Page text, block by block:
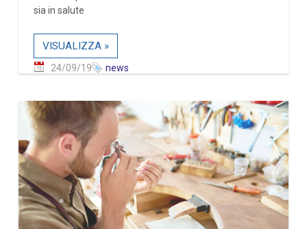
sia in salute
VISUALIZZA »
24/09/19 news